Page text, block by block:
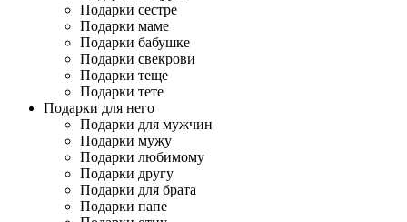
Подарки сестре
Подарки маме
Подарки бабушке
Подарки свекрови
Подарки теще
Подарки тете
Подарки для него
Подарки для мужчин
Подарки мужу
Подарки любимому
Подарки другу
Подарки для брата
Подарки папе